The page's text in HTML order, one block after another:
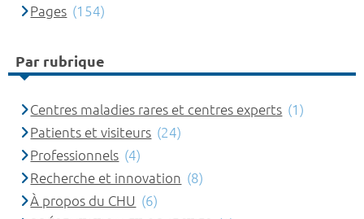
Pages (154)
Par rubrique
Centres maladies rares et centres experts (1)
Patients et visiteurs (24)
Professionnels (4)
Recherche et innovation (8)
À propos du CHU (6)